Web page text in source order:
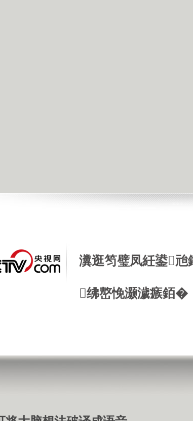
瀵逛笉璧凤紝鍙兘
绋嶅悗灏濊瘯銆�